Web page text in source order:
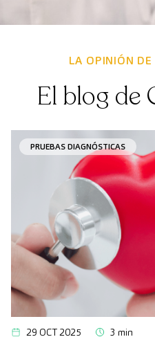
LA OPINIÓN
El blog de
PRUEBAS DIAGNÓSTICAS
29 OCT 2025 3 min